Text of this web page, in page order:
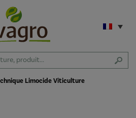
Limocide Viticulture